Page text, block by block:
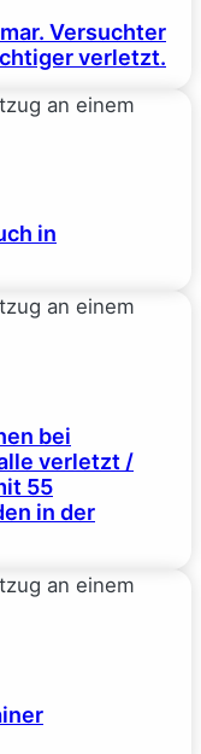
Versuchter
verletzt.
in
bei
verletzt /
55
in der